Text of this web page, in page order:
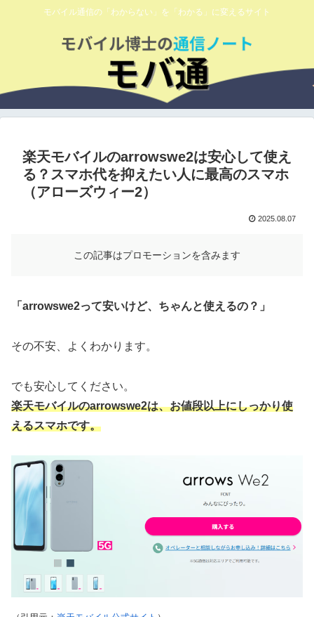
モバイル通信の「わからない」を「わかる」に変えるサイト
楽天モバイルのarrowswe2は安心して使え
る？スマホ代を抑えたい人に最高のスマホ
（アローズウィー2）
2025.08.07
この記事はプロモーションを含みます
「arrowswe2って安いけど、ちゃんと使えるの？」
その不安、よくわかります。
でも安心してください。
楽天モバイルのarrowswe2は、お値段以上にしっかり使
えるスマホです。